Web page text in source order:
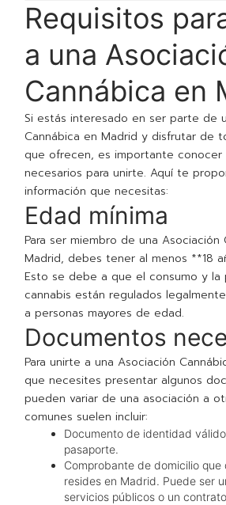
Requisitos
a una
Cannábica en
Si estás interesado en ser parte de
Cannábica en Madrid y disfrutar de
que ofrecen, es importante conocer
necesarios para unirte. Aquí te
información que necesitas:
Edad mínima
Para ser miembro de una Asociación
Madrid, debes tener al menos **18
Esto se debe a que el consumo y la
cannabis están regulados
a personas mayores de edad.
Documentos
Para unirte a una Asociación
que necesites presentar algunos
pueden variar de una asociación a
comunes suelen incluir:
Documento de identidad
pasaporte.
Comprobante de domicilio que
resides en Madrid. Puede ser
servicios públicos o un